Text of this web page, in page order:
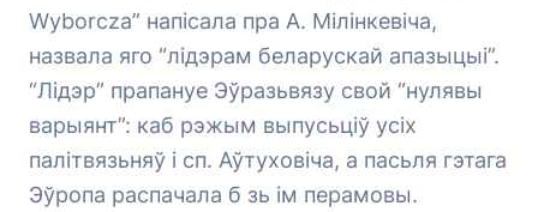
Wyborcza” напісала пра А. Мілінкевіча,
назвала яго “лідэрам беларускай апазыцыі”.
“Лідэр” прапануе Эўразьвязу свой “нулявы
варыянт”: каб рэжым выпусьціў усіх
палітвязьняў і сп. Аўтуховіча, а пасьля гэтага
Эўропа распачала б зь ім перамовы.